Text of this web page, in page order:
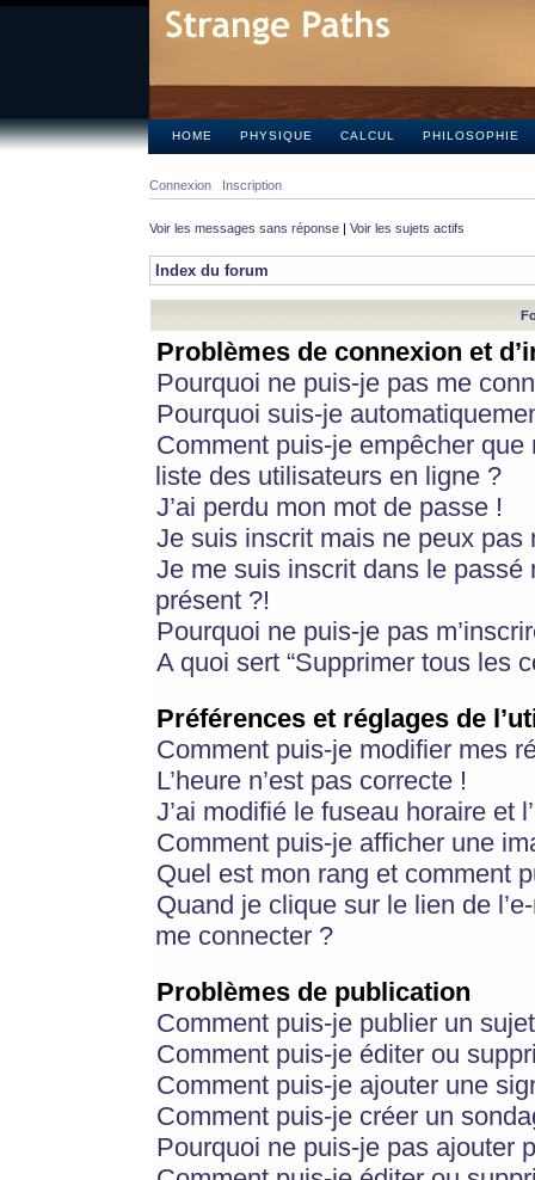
HOME PHYSIQUE CALCUL PHILOSOPHIE
Connexion Inscription
Voir les messages sans réponse | Voir les sujets actifs
Index du forum
Problèmes de connexion et
Pourquoi ne puis-je pas me
Pourquoi suis-je
Comment puis-je empêcher
liste des utilisateurs en ligne ?
J’ai perdu mon mot de passe !
Je suis inscrit mais ne peux pas
Je me suis inscrit dans le
présent ?!
Pourquoi ne puis-je pas
A quoi sert “Supprimer tous les
Préférences et réglages de
Comment puis-je modifier mes
L’heure n’est pas correcte !
J’ai modifié le fuseau horaire et
Comment puis-je afficher une
Quel est mon rang et comment
Quand je clique sur le lien de
me connecter ?
Problèmes de publication
Comment puis-je publier un
Comment puis-je éditer ou
Comment puis-je ajouter une
Comment puis-je créer un
Pourquoi ne puis-je pas ajouter